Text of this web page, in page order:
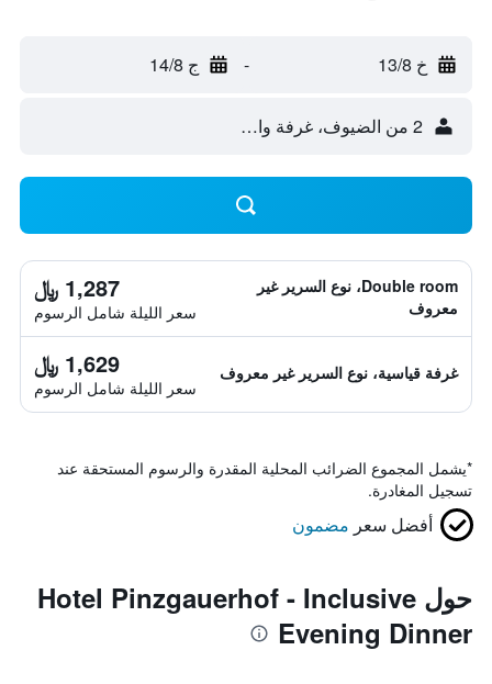
خ 13/8 - ج 14/8
2 من الضيوف، غرفة واحدة
Double room، نوع السرير غير
معروف
1,287 ﷼
سعر الليلة شامل الرسوم
غرفة قياسية، نوع السرير غير معروف 1,629 ﷼
سعر الليلة شامل الرسوم
*يشمل المجموع الضرائب المحلية المقدرة والرسوم المستحقة عند
تسجيل المغادرة.
أفضل سعر مضمون
حول Hotel Pinzgauerhof - Inclusive
Evening Dinner